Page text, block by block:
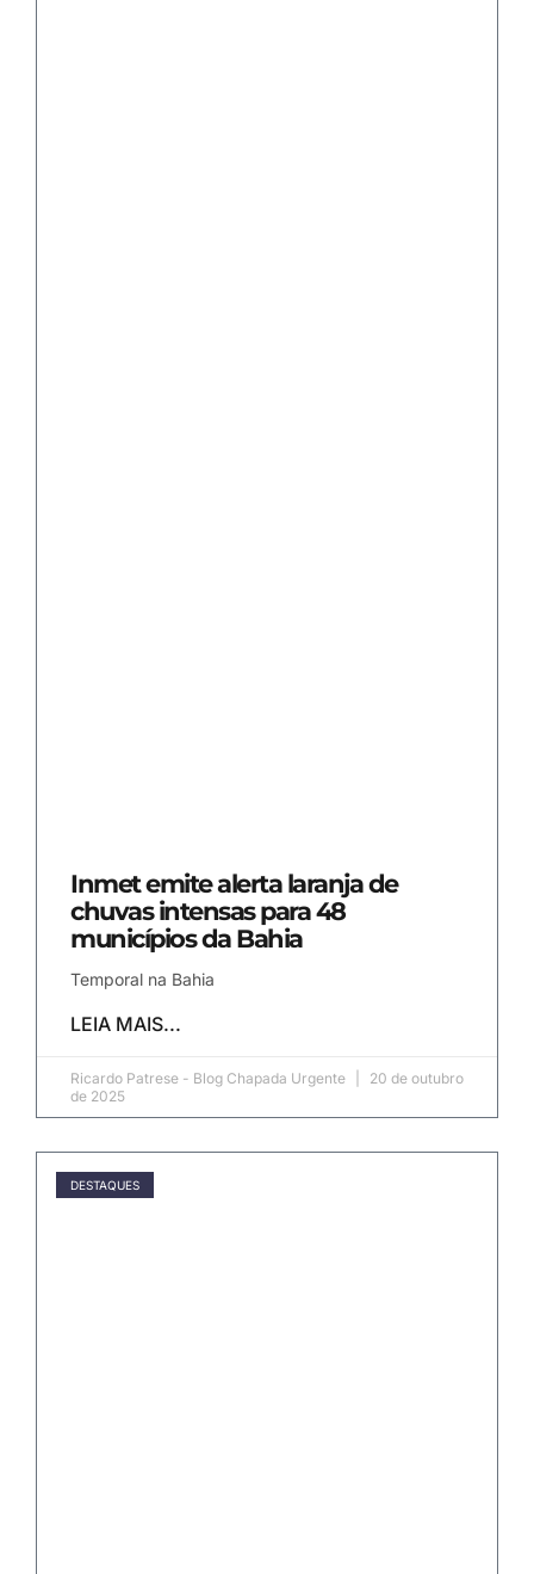
Inmet emite alerta laranja de
chuvas intensas para 48
municípios da Bahia
Temporal na Bahia
LEIA MAIS...
Ricardo Patrese - Blog Chapada Urgente
20 de outubro
de 2025
DESTAQUES